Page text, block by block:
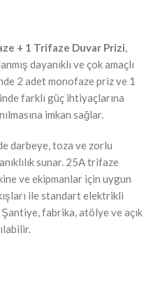
+ 1 Trifaze Duvar Prizi,
dayanıklı ve çok amaçlı
2 adet monofaze priz ve 1
farklı güç ihtiyaçlarına
imkan sağlar.
darbeye, toza ve zorlu
sunar. 25A trifaze
ve ekipmanlar için uygun
ile standart elektrikli
Şantiye, fabrika, atölye ve açık